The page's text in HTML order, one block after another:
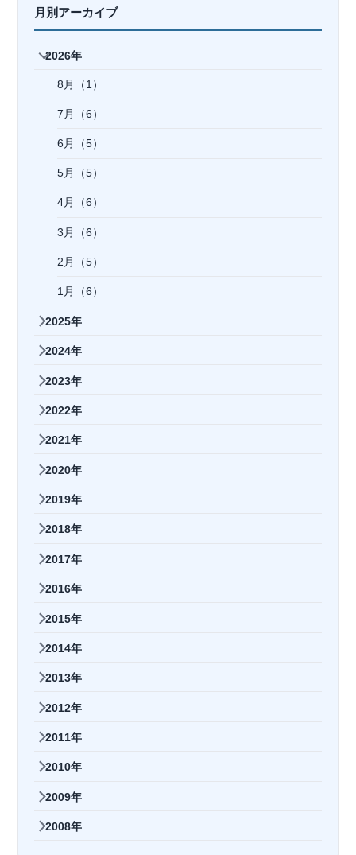
月別アーカイブ
2026年
8月（1）
7月（6）
6月（5）
5月（5）
4月（6）
3月（6）
2月（5）
1月（6）
2025年
2024年
2023年
2022年
2021年
2020年
2019年
2018年
2017年
2016年
2015年
2014年
2013年
2012年
2011年
2010年
2009年
2008年